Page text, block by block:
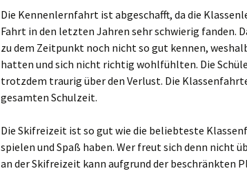
Jüchen
Kaarst
Kempen
Kevelaer
Die Kennenlernfahrt ist abgeschafft, da die
Fahrt in den letzten Jahren sehr schwierig fanden.
zu dem Zeitpunkt noch nicht so gut kennen,
hatten und sich nicht richtig wohlfühlten. Die
trotzdem traurig über den Verlust. Die
gesamten Schulzeit.
Die Skifreizeit ist so gut wie die beliebteste
spielen und Spaß haben. Wer freut sich denn nicht
an der Skifreizeit kann aufgrund der beschränkten